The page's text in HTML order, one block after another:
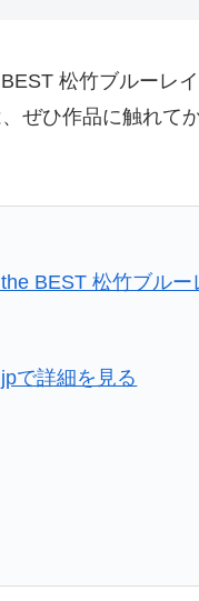
松竹ブルーレ
ぜひ作品に触れて
BEST 松竹ブル
で詳細を見る